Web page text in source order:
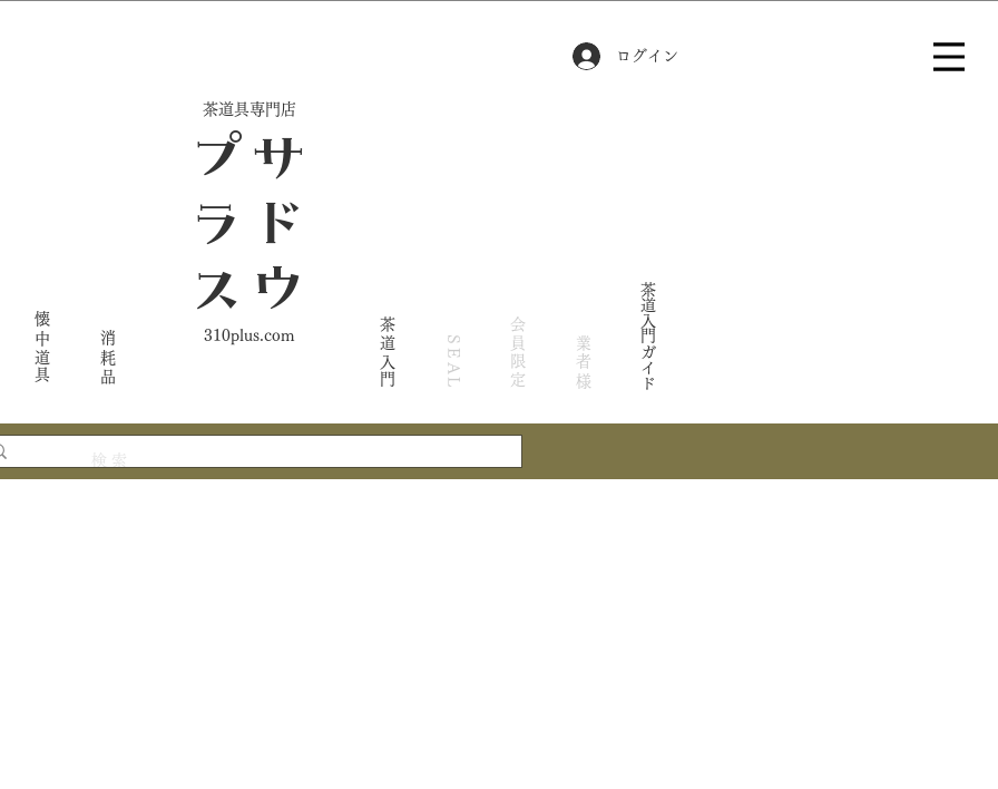
ログイン
​茶道具専門店
懐中道具 消耗品
サ
ド
ウ
プ
ラ
ス
310plus.com 茶道入門 SEAL 会員限定 業者様 茶道入門ガイド